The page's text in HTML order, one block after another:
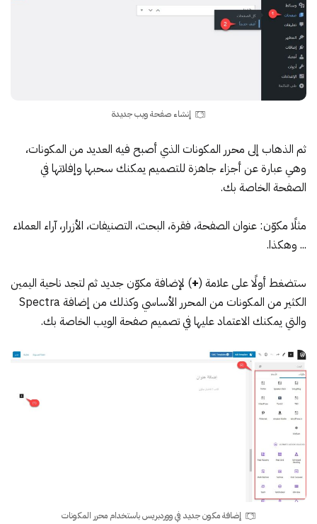
إنشاء صفحة ويب جديدة
ثم الذهاب إلى محرر المكونات الذي أصبح فيه العديد من المكونات،
وهي عبارة عن أجزاء جاهزة للتصميم يمكنك سحبها وإفلاتها في
الصفحة الخاصة بك.
مثلًا مكوّن: عنوان الصفحة، فقرة، البحث، التصنيفات، الأزرار، آراء العملاء
... وهكذا.
ستضغط أولًا على علامة (+) لإضافة مكوّن جديد ثم لتجد ناحية اليمين
الكثير من المكونات من المحرر الأساسي وكذلك من إضافة Spectra
والتي يمكنك الاعتماد عليها في تصميم صفحة الويب الخاصة بك.
إضافة مكون جديد في ووردبريس باستخدام محرر المكونات